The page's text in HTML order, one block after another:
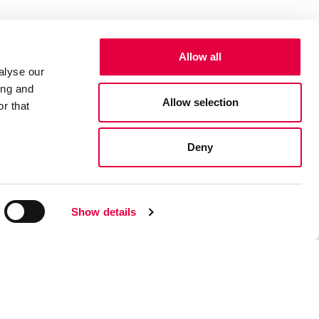
our
and
that
Show details
Allow all
Allow selection
Deny
Trouvez la station technique
la plus proche de vous